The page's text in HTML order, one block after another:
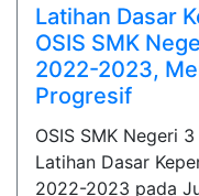
Latihan Dasar
OSIS SMK
2022-2023,
Progresif
OSIS SMK Negeri
Latihan Dasar
2022-2023 pada